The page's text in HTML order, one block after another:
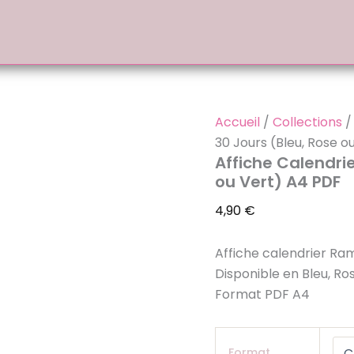
Accueil / Collections /
30 Jours (Bleu, Rose
Affiche
ou Vert) A4 PDF
4,90 €
Affiche calendrier
Disponible en Bleu,
Format PDF A4